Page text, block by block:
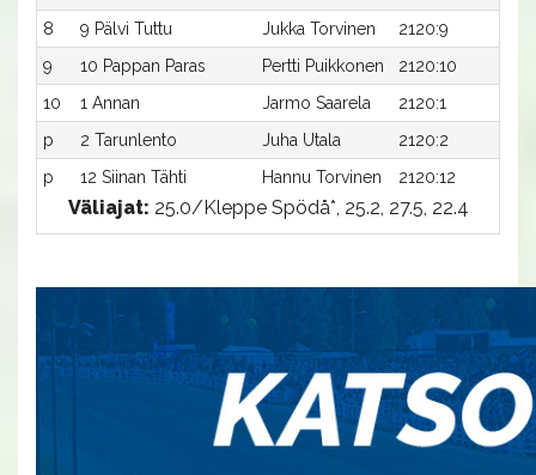
8
9 Pälvi Tuttu Jukka Torvinen 2120:9
9
10 Pappan Paras Pertti Puikkonen 2120:10
10
1 Annan Jarmo Saarela 2120:1
p
2 Tarunlento Juha Utala 2120:2
p
12 Siinan Tähti Hannu Torvinen 2120:12
Väliajat: 25.0/Kleppe Spödå*, 25.2, 27.5, 22.4